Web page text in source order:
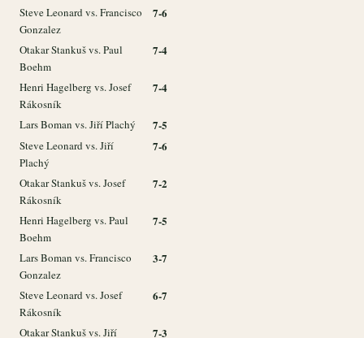
Steve Leonard vs. Francisco
Gonzalez
7-6
Otakar Stankuš vs. Paul
Boehm
7-4
Henri Hagelberg vs. Josef
Rákosník
7-4
Lars Boman vs. Jiří Plachý 7-5
Steve Leonard vs. Jiří
Plachý
7-6
Otakar Stankuš vs. Josef
Rákosník
7-2
Henri Hagelberg vs. Paul
Boehm
7-5
Lars Boman vs. Francisco
Gonzalez
3-7
Steve Leonard vs. Josef
Rákosník
6-7
Otakar Stankuš vs. Jiří
7-3